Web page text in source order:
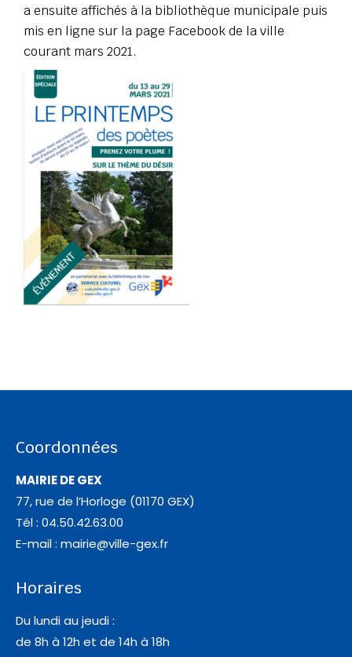
a ensuite affichés à la bibliothèque municipale puis
mis en ligne sur la page Facebook de la ville
courant mars 2021.
Coordonnées
MAIRIE DE GEX
77, rue de l’Horloge (01170 GEX)
Tél : 04.50.42.63.00
E-mail : mairie@ville-gex.fr
Horaires
Du lundi au jeudi :
de 8h à 12h et de 14h à 18h